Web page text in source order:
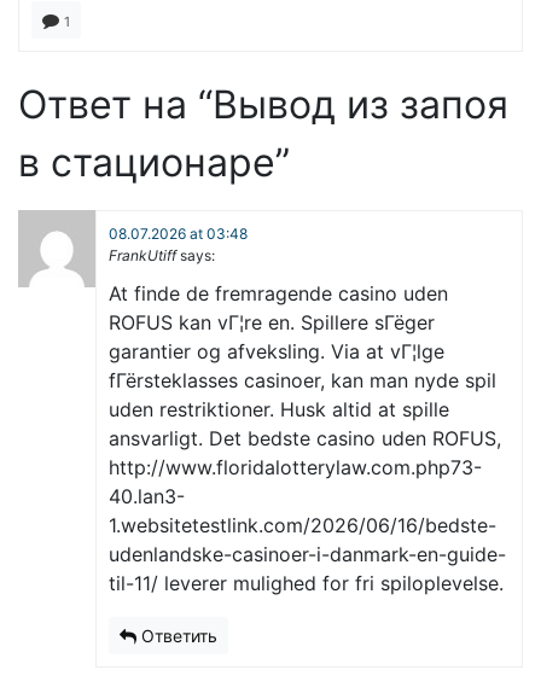
1
Ответ на “Вывод из запоя
в стационаре”
08.07.2026 at 03:48
FrankUtiff says:
At finde de fremragende casino uden
ROFUS kan vГ¦re en. Spillere sГёger
garantier og afveksling. Via at vГ¦lge
fГёrsteklasses casinoer, kan man nyde spil
uden restriktioner. Husk altid at spille
ansvarligt. Det bedste casino uden ROFUS,
http://www.floridalotterylaw.com.php73-
40.lan3-
1.websitetestlink.com/2026/06/16/bedste-
udenlandske-casinoer-i-danmark-en-guide-
til-11/ leverer mulighed for fri spiloplevelse.
Ответить